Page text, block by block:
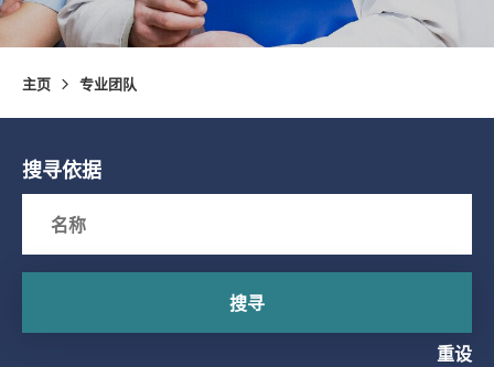
主页 专业团队
搜寻依据
搜寻
重设